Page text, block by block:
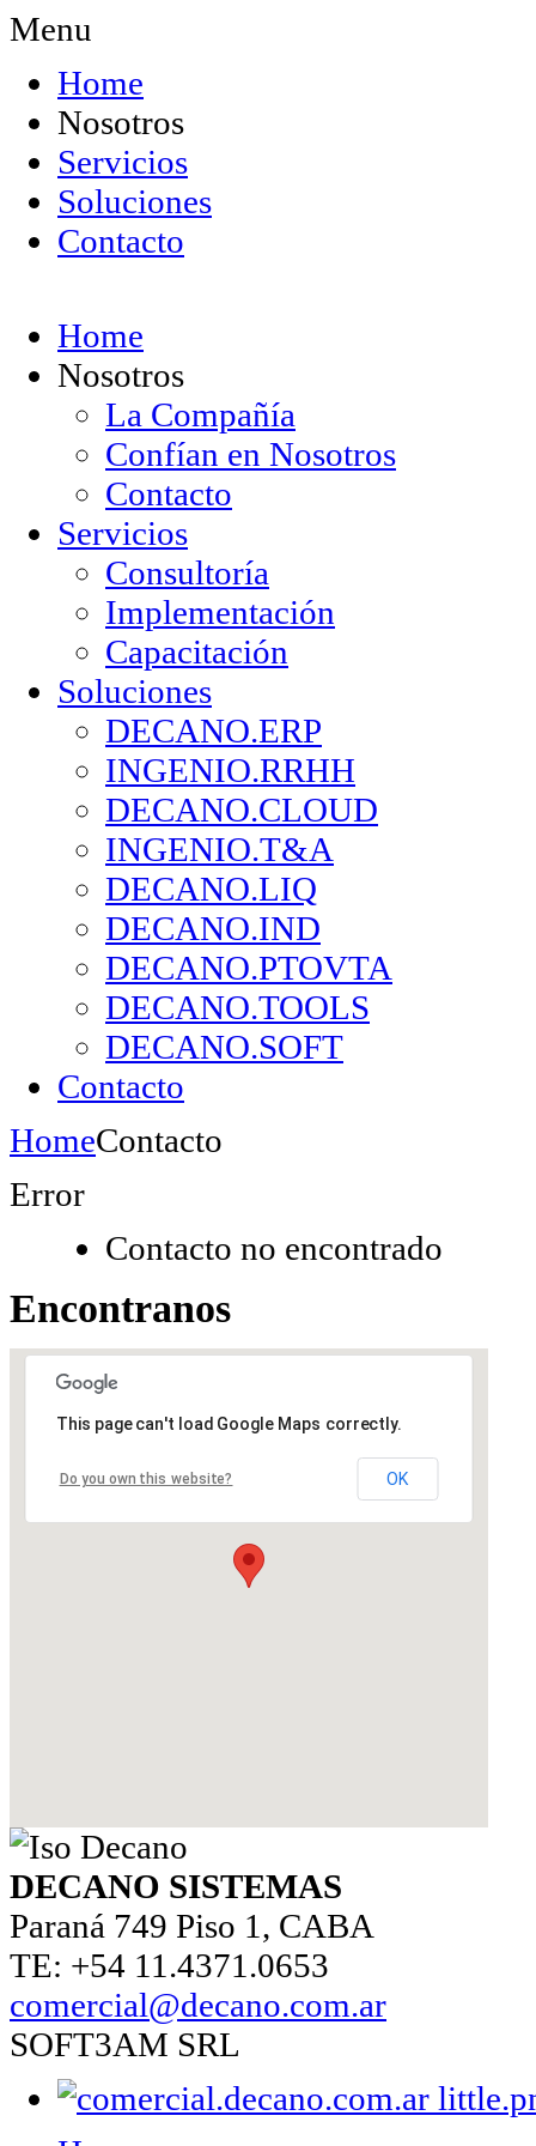
Menu
Home
Nosotros
Servicios
Soluciones
Contacto
Home
Nosotros
La Compañía
Confían en Nosotros
Contacto
Servicios
Consultoría
Implementación
Capacitación
Soluciones
DECANO.ERP
INGENIO.RRHH
DECANO.CLOUD
INGENIO.T&A
DECANO.LIQ
DECANO.IND
DECANO.PTOVTA
DECANO.TOOLS
DECANO.SOFT
Contacto
HomeContacto
Error
Contacto no encontrado
Encontranos
This page can't load Google Maps correctly.
Do you own this website? OK
DECANO SISTEMAS
Paraná 749 Piso 1, CABA
TE: +54 11.4371.0653
comercial@decano.com.ar
SOFT3AM SRL